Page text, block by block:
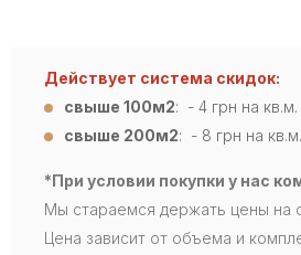
Действует система скидок:
свыше 100м2: - 4 грн на кв.м.
свыше 200м2: - 8 грн на кв.м.
*При условии покупки у нас
Мы стараемся держать цены на
Цена зависит от объема и